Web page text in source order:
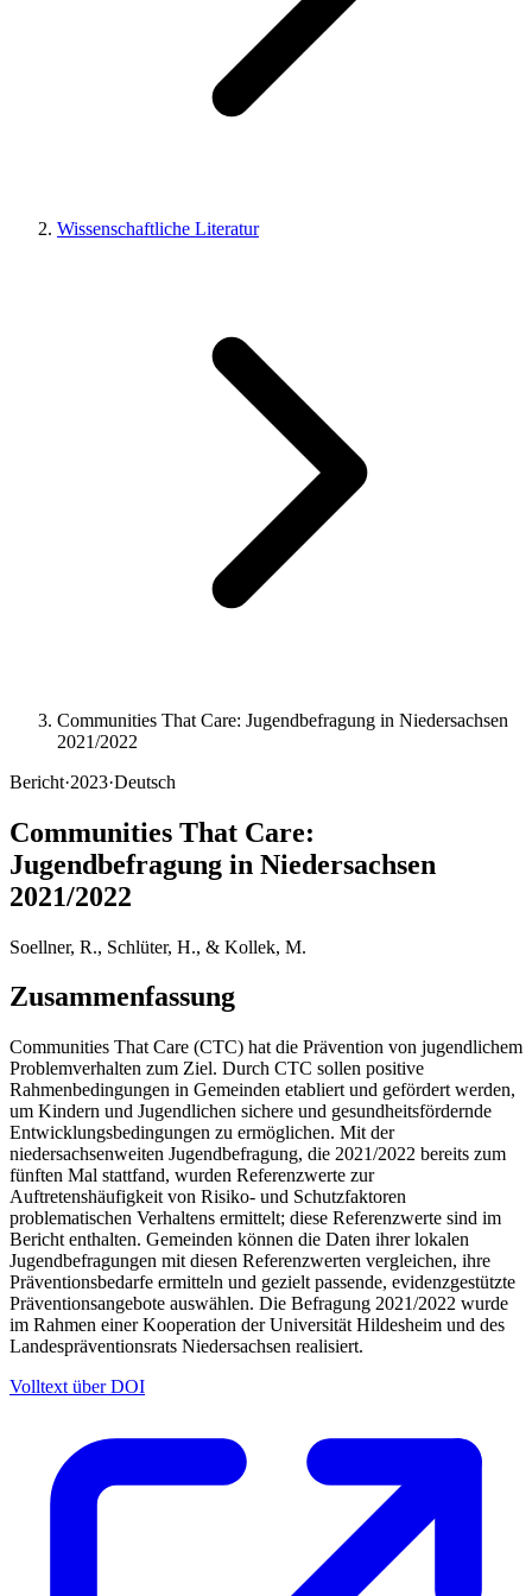
Wissenschaftliche Literatur
Communities That Care: Jugendbefragung in Niedersachsen
2021/2022
Bericht·2023·Deutsch
Communities That Care:
Jugendbefragung in Niedersachsen
2021/2022
Soellner, R., Schlüter, H., & Kollek, M.
Zusammenfassung
Communities That Care (CTC) hat die Prävention von jugendlichem
Problemverhalten zum Ziel. Durch CTC sollen positive
Rahmenbedingungen in Gemeinden etabliert und gefördert werden,
um Kindern und Jugendlichen sichere und gesundheitsfördernde
Entwicklungsbedingungen zu ermöglichen. Mit der
niedersachsenweiten Jugendbefragung, die 2021/2022 bereits zum
fünften Mal stattfand, wurden Referenzwerte zur
Auftretenshäufigkeit von Risiko- und Schutzfaktoren
problematischen Verhaltens ermittelt; diese Referenzwerte sind im
Bericht enthalten. Gemeinden können die Daten ihrer lokalen
Jugendbefragungen mit diesen Referenzwerten vergleichen, ihre
Präventionsbedarfe ermitteln und gezielt passende, evidenzgestützte
Präventionsangebote auswählen. Die Befragung 2021/2022 wurde
im Rahmen einer Kooperation der Universität Hildesheim und des
Landespräventionsrats Niedersachsen realisiert.
Volltext über DOI